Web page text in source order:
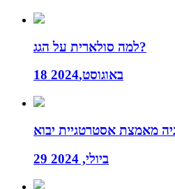
למה סולארית על הגג?
18 באוגוסט,2024
29 ביולי, 2024